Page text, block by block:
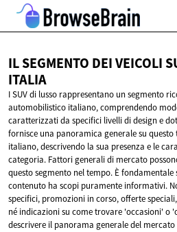
IL SEGMENTO DEI VEICOLI
ITALIA
I SUV di lusso rappresentano un segmento
automobilistico italiano, comprendendo
caratterizzati da specifici livelli di design e
fornisce una panoramica generale su
italiano, descrivendo la sua presenza e le
categoria. Fattori generali di mercato
questo segmento nel tempo. È
contenuto ha scopi puramente informativi.
specifici, promozioni in corso, offerte
né indicazioni su come trovare 'occasioni' o
descrivere il panorama generale del